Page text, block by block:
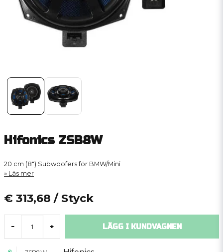
Hifonics ZSB8W
20 cm (8") Subwoofers för BMW/Mini
Läs mer
€ 313,68 / Styck
- + LÄGG I KUNDVAGNEN